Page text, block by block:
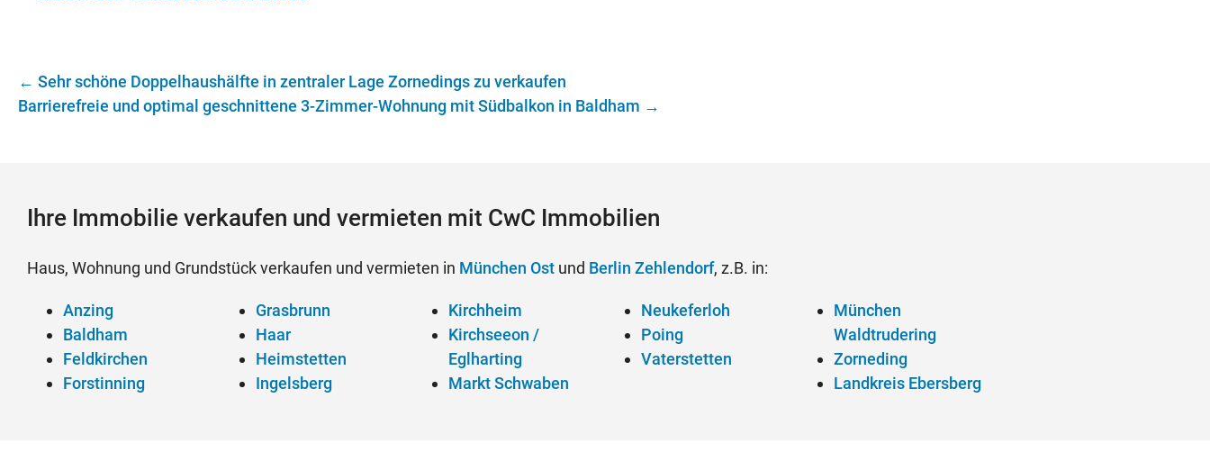
← Sehr schöne Doppelhaus­hälfte in zentraler Lage Zornedings zu verkaufen
Barrierefreie und optimal geschnittene 3-Zimmer-Wohnung mit Südbalkon in Baldham →
Ihre Immobilie verkaufen und vermieten mit CwC Immobilien
Haus, Wohnung und Grundstück verkaufen und vermieten in München Ost und Berlin Zehlendorf, z.B. in:
Anzing
Baldham
Feldkirchen
Forstinning
Grasbrunn
Haar
Heimstetten
Ingelsberg
Kirchheim
Kirchseeon /
Eglharting
Markt Schwaben
Neukeferloh
Poing
Vaterstetten
München
Waldtrudering
Zorneding
Landkreis Ebersberg